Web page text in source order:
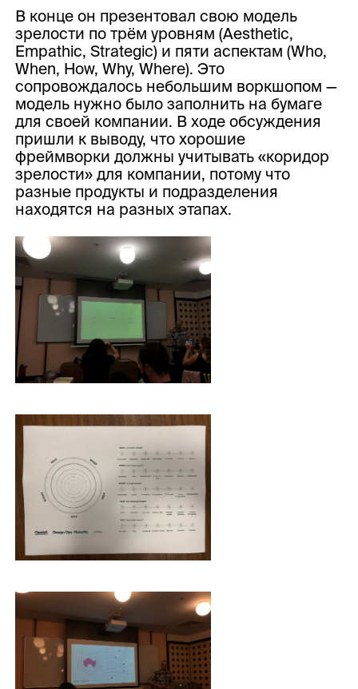
В конце он презентовал свою модель
зрелости по трём уровням (Aesthetic,
Empathic, Strategic) и пяти аспектам (Who,
When, How, Why, Where). Это
сопровождалось небольшим воркшопом —
модель нужно было заполнить на бумаге
для своей компании. В ходе обсуждения
пришли к выводу, что хорошие
фреймворки должны учитывать «коридор
зрелости» для компании, потому что
разные продукты и подразделения
находятся на разных этапах.